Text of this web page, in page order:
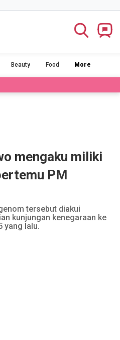
Beauty Food More
BRILIOBEAUTY
NGAKAK
POPULAR
STORIES
RAGAM
mengaku miliki
PM
tersebut diakui
kunjungan kenegaraan ke
yang lalu.